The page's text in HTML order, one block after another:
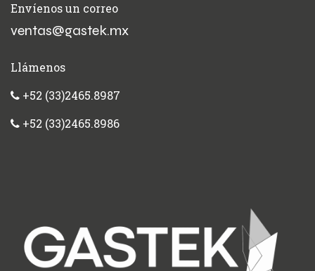
Envíenos un correo
ventas@gastek.mx
Llámenos
+52 (33)2465.8987
+52 (33)2465.8986